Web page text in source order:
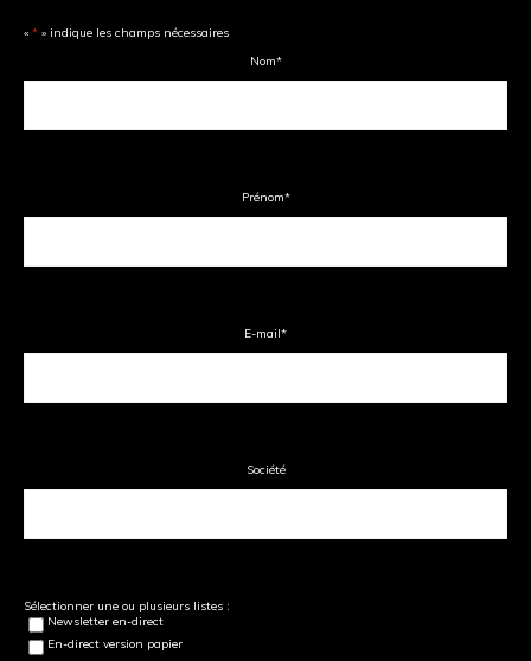
« * » indique les champs nécessaires
Nom*
Prénom*
E-mail*
Société
Sélectionner une ou plusieurs listes :
Newsletter en-direct
En-direct version papier